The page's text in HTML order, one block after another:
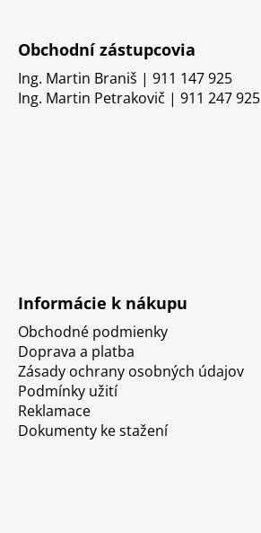
Obchodní zástupcovia
Ing. Martin Braniš | 911 147 925
Ing. Martin Petrakovič | 911 247 925
Informácie k nákupu
Obchodné podmienky
Doprava a platba
Zásady ochrany osobných údajov
Podmínky užití
Reklamace
Dokumenty ke stažení